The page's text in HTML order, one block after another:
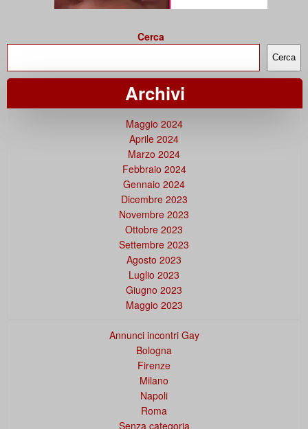
Cerca
Cerca
Archivi
Maggio 2024
Aprile 2024
Marzo 2024
Febbraio 2024
Gennaio 2024
Dicembre 2023
Novembre 2023
Ottobre 2023
Settembre 2023
Agosto 2023
Luglio 2023
Giugno 2023
Maggio 2023
Annunci incontri Gay
Bologna
Firenze
Milano
Napoli
Roma
Senza categoria